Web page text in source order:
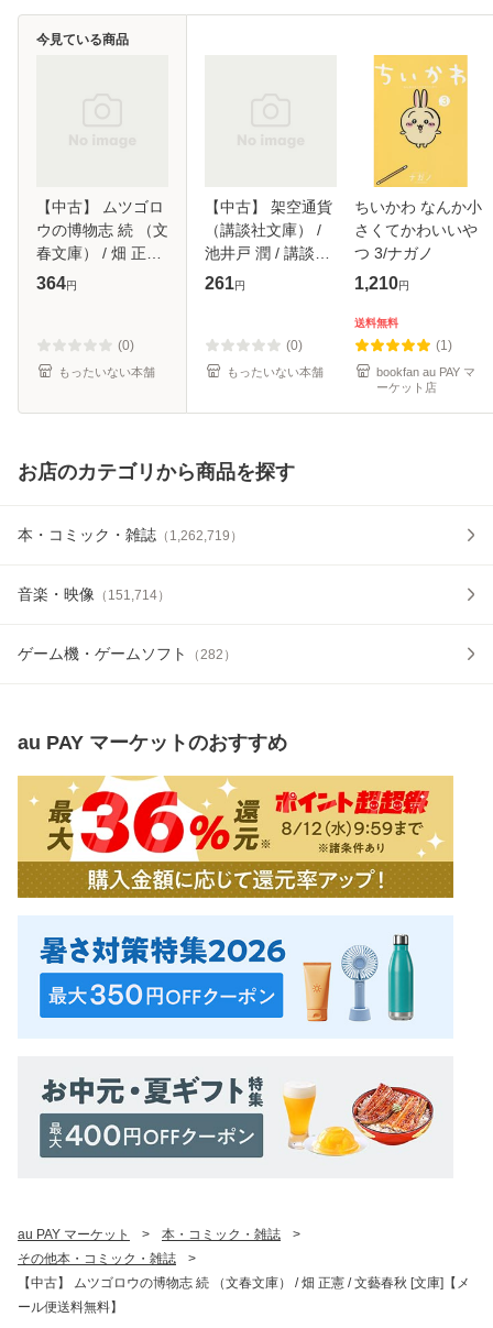
【中古】 ムツゴロ
ウの博物志 続 （文
春文庫） / 畑 正憲
/ 文藝春秋 [文庫]
364円
(0)
もったいない本舗
今見ている商品
【中古】 架空通貨
（講談社文庫） /
池井戸 潤 / 講談社
[文庫]【メール便送
261円
(0)
もったいない本舗
ちいかわ なんか小
さくてかわいいや
つ 3/ナガノ
1,210円
送料無料
(1)
bookfan au PAY マ
ーケット店
お店のカテゴリから商品を探す
本・コミック・雑誌 （ 1,262,719 ）
音楽・映像 （ 151,714）
ゲーム機・ゲームソフト （282 ）
au PAY マーケットのおすすめ
au PAY マーケット > 本・コミック・雑誌
>
その他本・コミック・雑誌
>
【中古】 ムツゴロウの博物志 続 （文春文庫） / 畑 正憲 / 文藝春秋 [文庫]【メ
ール便送料無料】